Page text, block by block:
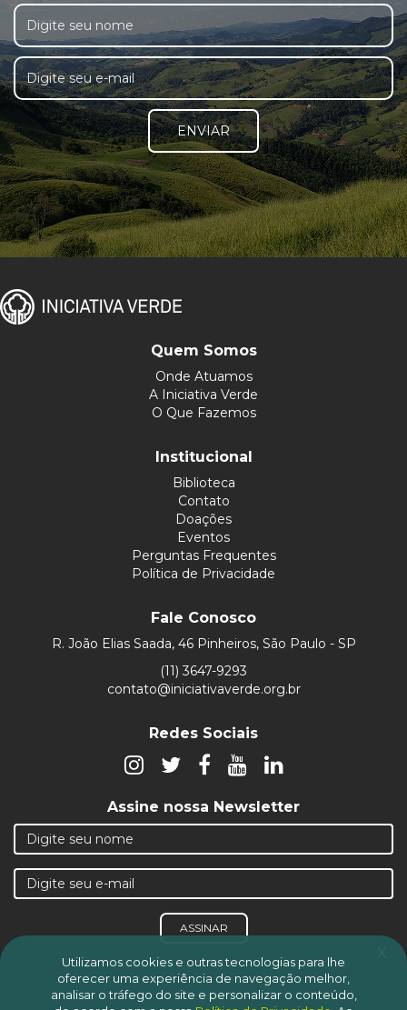
ENVIAR
Quem Somos
Onde Atuamos
A Iniciativa Verde
O Que Fazemos
Institucional
Biblioteca
Contato
Doações
Eventos
Perguntas Frequentes
Política de Privacidade
Fale Conosco
R. João Elias Saada, 46 Pinheiros, São Paulo - SP
(11) 3647-9293
contato@iniciativaverde.org.br
Redes Sociais
Assine nossa Newsletter
ASSINAR
x
Utilizamos cookies e outras tecnologias para lhe
oferecer uma experiência de navegação melhor,
analisar o tráfego do site e personalizar o conteúdo,